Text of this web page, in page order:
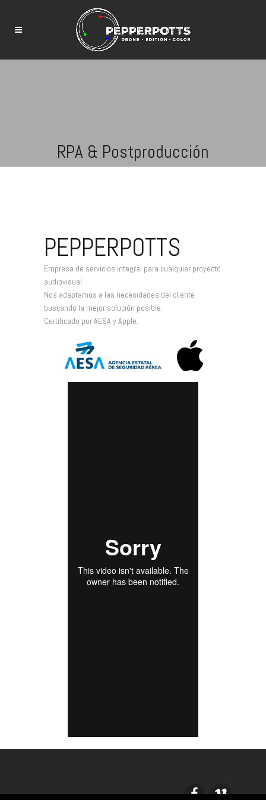
RPA & Postproducción
PEPPERPOTTS
Empresa de servicios integral para cualquier proyecto
audiovisual.
Nos adaptamos a las necesidades del cliente
buscando la mejor solución posible.
Certificado por AESA y Apple.